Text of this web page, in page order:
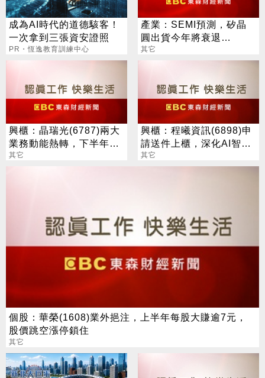
成為AI時代的道德駭客！
一次拿到三張資安證照
PR・恆逸教育訓練中心
產業：SEMI預測，矽晶
圓出貨今年將衰退
14.1%，明年起回春，後
其它
興櫃：晶瑞光(6787)兩大
業務動能熱轉，下半年營
運看增
其它
興櫃：程曦資訊(6898)申
請送件上櫃，深化AI智能
客服與數位轉型服務布局
其它
個股：華榮(1608)業外挹注，上半年每股大賺逾7元，
股價跳空漲停鎖住
其它